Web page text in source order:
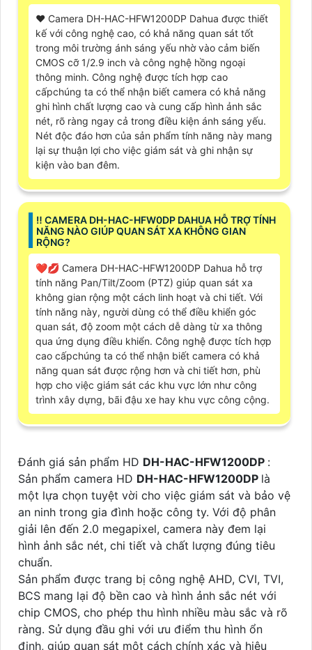
♥️ Camera DH-HAC-HFW1200DP Dahua được thiết
kế với công nghệ cao, có khả năng quan sát tốt
trong môi trường ánh sáng yếu nhờ vào cảm biến
CMOS cỡ 1/2.9 inch và công nghệ hồng ngoại
thông minh. Công nghệ được tích hợp cao
cấpchúng ta có thể nhận biết camera có khả năng
ghi hình chất lượng cao và cung cấp hình ảnh sắc
nét, rõ ràng ngay cả trong điều kiện ánh sáng yếu.
Nét độc đáo hơn của sản phẩm tính năng này mang
lại sự thuận lợi cho việc giám sát và ghi nhận sự
kiện vào ban đêm.
‼️ CAMERA DH-HAC-HFW0DP DAHUA HỖ TRỢ TÍNH
NĂNG NÀO GIÚP QUAN SÁT XA KHÔNG GIAN
RỘNG?
❤️‍💋‍ Camera DH-HAC-HFW1200DP Dahua hỗ trợ
tính năng Pan/Tilt/Zoom (PTZ) giúp quan sát xa
không gian rộng một cách linh hoạt và chi tiết. Với
tính năng này, người dùng có thể điều khiển góc
quan sát, độ zoom một cách dễ dàng từ xa thông
qua ứng dụng điều khiển. Công nghệ được tích hợp
cao cấpchúng ta có thể nhận biết camera có khả
năng quan sát được rộng hơn và chi tiết hơn, phù
hợp cho việc giám sát các khu vực lớn như công
trình xây dựng, bãi đậu xe hay khu vực công cộng.
Đánh giá sản phẩm HD DH-HAC-HFW1200DP :
Sản phẩm camera HD DH-HAC-HFW1200DP là
một lựa chọn tuyệt vời cho việc giám sát và bảo vệ
an ninh trong gia đình hoặc công ty. Với độ phân
giải lên đến 2.0 megapixel, camera này đem lại
hình ảnh sắc nét, chi tiết và chất lượng đúng tiêu
chuẩn.
Sản phẩm được trang bị công nghệ AHD, CVI, TVI,
BCS mang lại độ bền cao và hình ảnh sắc nét với
chip CMOS, cho phép thu hình nhiều màu sắc và rõ
ràng. Sử dụng đầu ghi với ưu điểm thu hình ổn
định, giúp quan sát một cách chính xác và hiệu